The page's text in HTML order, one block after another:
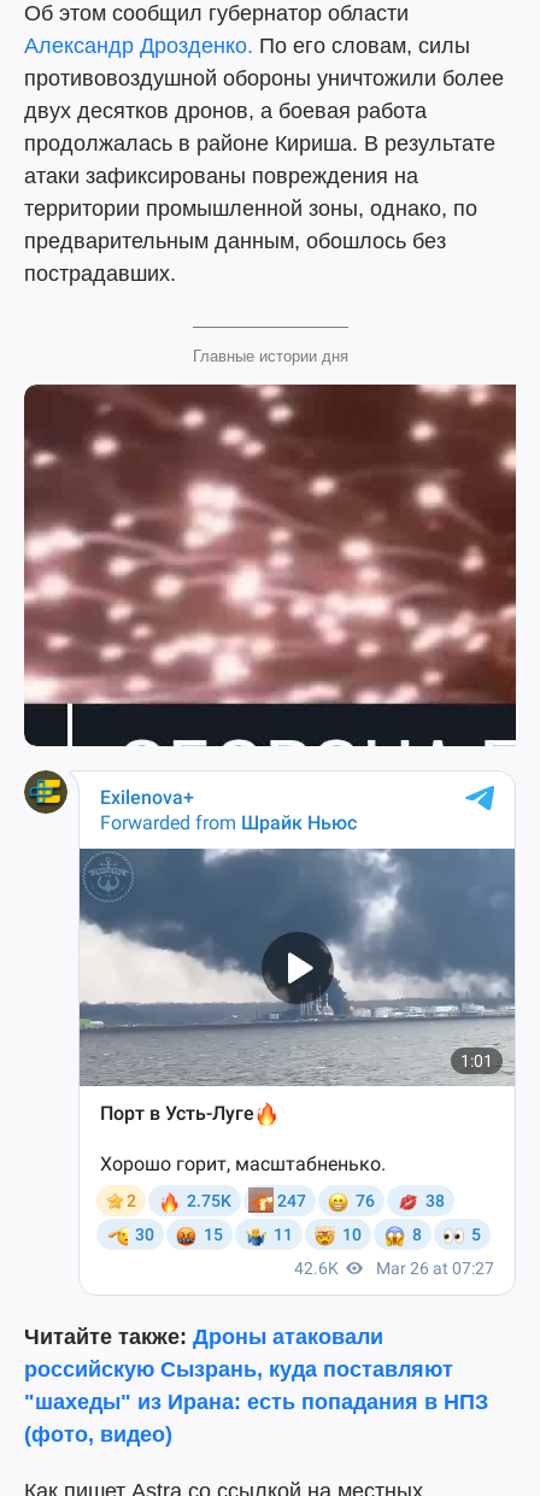
Об этом сообщил губернатор области
Александр Дрозденко. По его словам, силы
противовоздушной обороны уничтожили более
двух десятков дронов, а боевая работа
продолжалась в районе Кириша. В результате
атаки зафиксированы повреждения на
территории промышленной зоны, однако, по
предварительным данным, обошлось без
пострадавших.
Главные истории дня
Читайте также: Дроны атаковали
российскую Сызрань, куда поставляют
"шахеды" из Ирана: есть попадания в НПЗ
(фото, видео)
Как пишет Astra со ссылкой на местных